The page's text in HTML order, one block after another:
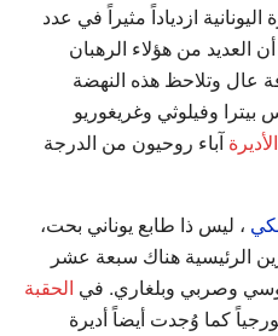
ازدياداً مثيراً في عدد
العديد من هؤلاء الرهبان
عال وتلاحظ هذه النهضة
وفيلوثي وغريغوريو
الأديرةآباء روحيون من الدرجة
، ليس ذا طابع يوناني بحت،
الرئيسية هناك سبعة عشر
فروسي وصربي وبلغاري. في الحقبة
كما وُجدت أيضاً أديرة